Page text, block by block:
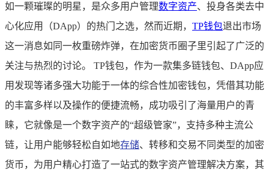
如一颗璀璨的明星，是众多用户管理数字资产、投身各类去中
心化应用（DApp）的热门之选，然而近期， TP钱包退出市场
这一消息如同一枚重磅炸弹，在加密货币圈子里引起了广泛的
关注与热烈的讨论。 TP钱包，作为一款集多链钱包、DApp应
用发现等诸多强大功能于一体的综合性加密钱包，凭借其功能
的丰富多样以及操作的便捷流畅，成功吸引了海量用户的青
睐，它就像是一个数字资产的“超级管家”，支持多种主流公
链，让用户能够轻松自如地存储、转移和交易不同类型的加密
货币，为用户精心打造了一站式的数字资产管理解决方案，其